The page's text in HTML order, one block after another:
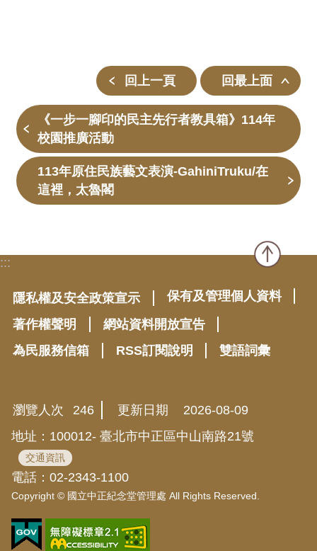
回上一頁 回最上面
《一步一腳印的民主先行者教具箱》114年
校園推廣活動
113年原住民族藝文表演-GahiniTruku/在
這裡，太魯閣
:::
隱私權及安全政策宣示
保有及管理個人資料
著作權聲明
網站資料開放宣告
為民服務信箱
RSS訂閱說明 雙語詞彙
瀏覽人次 246 更新日期
2026-08-09
地址：100012- 臺北市中正區中山南路21號
交通資訊
電話：02-2343-1100
Copyright © 國立中正紀念堂管理處 All Rights Reserved.